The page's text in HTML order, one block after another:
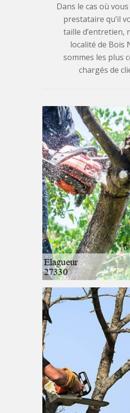
Dans le cas où
prestataire qu’il
taille d’entretien,
localité de Bois
sommes les plus
chargés de